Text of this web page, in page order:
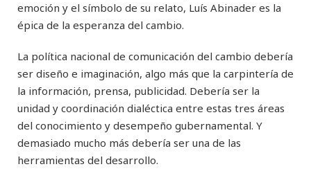
emoción y el símbolo de su relato, Luís Abinader es la
épica de la esperanza del cambio.
La política nacional de comunicación del cambio debería
ser diseño e imaginación, algo más que la carpintería de
la información, prensa, publicidad. Debería ser la
unidad y coordinación dialéctica entre estas tres áreas
del conocimiento y desempeño gubernamental. Y
demasiado mucho más debería ser una de las
herramientas del desarrollo.